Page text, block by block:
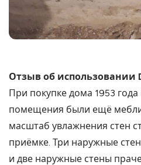
Отзыв об использовании
При покупке дома 1953
помещения были ещё
масштаб увлажнения стен
приёмке. Три наружные
и две наружные стены